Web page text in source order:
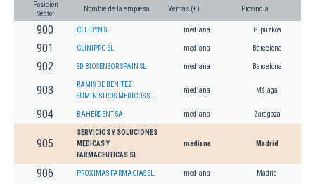
Posición
Sector
Nombre de la empresa Ventas (€) Provincia
900 CELIDYN SL mediana Gipuzkoa
901 CLINIPRO SL mediana Barcelona
902 SD BIOSENSOR SPAIN SL. mediana Barcelona
903
RAMIS DE BENITEZ
SUMINISTROS MEDICOS S.L.
mediana Málaga
904 BAHERDENT SA mediana Zaragoza
905
SERVICIOS Y SOLUCIONES
MEDICAS Y
FARMACEUTICAS SL
mediana Madrid
906 PROXIMAS FARMACIAS SL. mediana Madrid